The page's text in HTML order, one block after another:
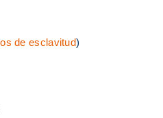
de esclavitud)